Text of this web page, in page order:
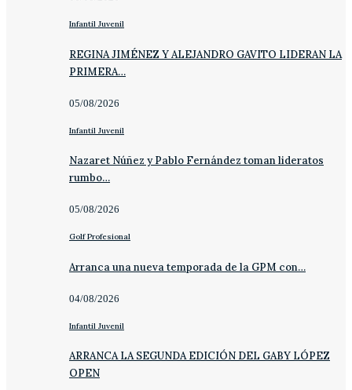
Infantil Juvenil
REGINA JIMÉNEZ Y ALEJANDRO GAVITO LIDERAN LA
PRIMERA…
05/08/2026
Infantil Juvenil
Nazaret Núñez y Pablo Fernández toman lideratos
rumbo…
05/08/2026
Golf Profesional
Arranca una nueva temporada de la GPM con…
04/08/2026
Infantil Juvenil
ARRANCA LA SEGUNDA EDICIÓN DEL GABY LÓPEZ
OPEN